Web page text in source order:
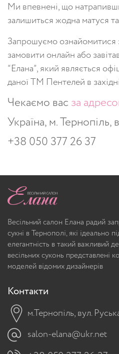
Ми впевнені, що
залишиться жодна матуся
Запрошуємо ознайомитися
замовити онлайн або
“Елана”, який являється
даної ТМ Пентелей в
Чекаємо вас за
Україна, м. Тернопіль,
+38 050 377 26 37
Весільний салон Елана радий
сукні в Тернополі, які ідеально
елегантність в такий важливий
весільних суконь представлені
моделей відомих дизайнерів
Контакти
м.Тернопіль, вул.
salon-elana@ukr.net